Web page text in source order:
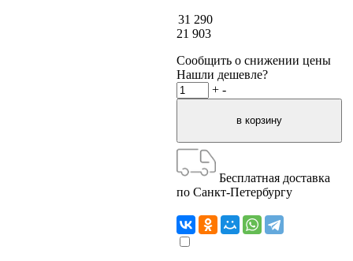
31 290
21 903
Сообщить о снижении цены
Нашли дешевле?
+ -
Бесплатная доставка
по Санкт-Петербургу